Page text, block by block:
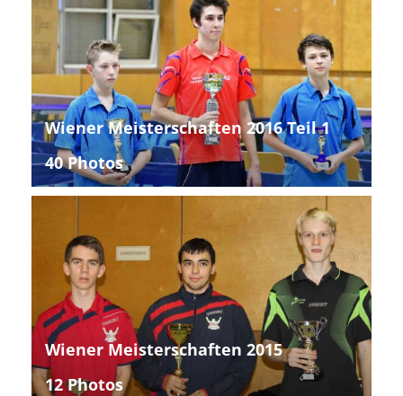
Wiener Meisterschaften 2016 Teil 1
40 Photos
Wiener Meisterschaften 2015
12 Photos